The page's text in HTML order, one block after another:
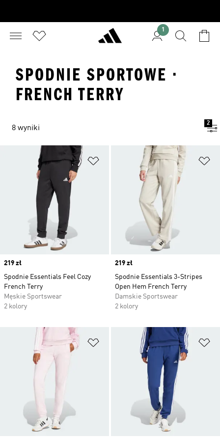
1
SPODNIE SPORTOWE ·
FRENCH TERRY
8 wyniki
2
Dodaj do listy życzeń
Price
219 zł
Spodnie Essentials Feel Cozy
French Terry
Męskie Sportswear
2 kolory
Price
219 zł
Spodnie Essentials 3-Stripes
Open Hem French Terry
Damskie Sportswear
2 kolory
Dodaj do listy życzeń